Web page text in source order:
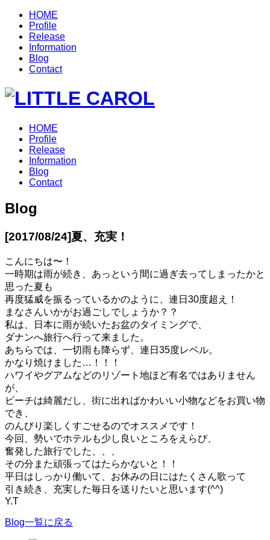
HOME
Profile
Release
Information
Blog
Contact
HOME
Profile
Release
Information
Blog
Contact
Blog
[2017/08/24]夏、充実！
こんにちは〜！
一時期は雨が続き、あっという間に過ぎ去ってしまったかと
思った夏も
再度猛威を振るっているかのように、連日30度超え！
まなさんいかがお過ごしでしょうか？？
私は、日本に雨が続いたお盆のタイミングで、
ダナンへ旅行へ行って来ました。
あちらでは、一切雨も降らず、連日35度レベル。
かなり焼けました…！！！
ハワイやグアムなどのリゾート地ほど有名ではありません
が、
ビーチは綺麗だし、街に出ればかわいい小物などをお買い物
でき、
のんびり楽しくすごせるのでオススメです！
今回、勢いでホテルも少し良いところをえらび、
奮発した旅行でした、、、
その分また頑張ってはたらかないと！！
平日はしっかり働いて、お休みの日にはたくさん歌って
引き続き、充実した毎日を送りたいと思います(^^)
Y.T
Blog一覧に戻る